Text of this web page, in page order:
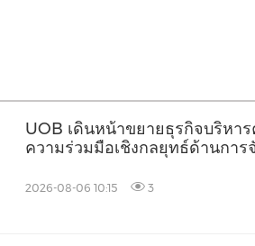
UOB เดินหน้าขยายธุรกิจบริหา
ความร่วมมือเชิงกลยุทธ์ด้านกา
2026-08-06 10:15 3